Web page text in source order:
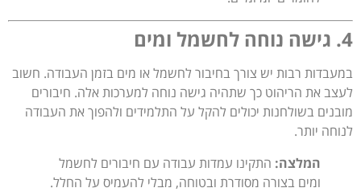
4. גישה נוחה לחשמל ומים
במעבדות רבות יש צורך בחיבור לחשמל או מים בזמן העבודה. חשוב
לעצב את הריהוט כך שתהיה גישה נוחה למערכות אלה. חיבורים
מובנים בשולחנות יכולים להקל על התלמידים ולהפוך את העבודה
לנוחה יותר.
המלצה: התקינו עמדות עבודה עם חיבורים לחשמל
ומים בצורה מסודרת ובטוחה, מבלי להעמיס על החלל.